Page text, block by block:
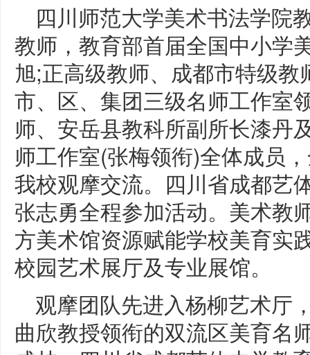
四川师范大学美术书法学院
教师，教育部首届全国中小学
旭;正高级教师、成都市特级
市、区、集团三级名师工作室
师、安岳县教科所副所长漆丹
师工作室(张梅领衔)全体成员
我校观摩交流。四川省成都艺
张志勇全程参加活动。美术教
方美术馆资源赋能学校美育实
校园艺术展厅及专业展馆。
观摩团队先进入杨柳艺术厅
曲欣教授领衔的双流区美育名